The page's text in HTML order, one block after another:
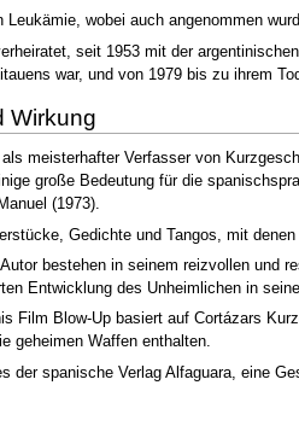
Leukämie, wobei auch angenommen
seit 1953 mit der
war, und von 1979 bis zu ihrem
Wirkung
meisterhafter Verfasser von
große Bedeutung für die
(1973).
Gedichte und Tangos, mit
bestehen in seinem reizvollen und
Entwicklung des Unheimlichen in
Film Blow-Up basiert auf Cortázars
geheimen Waffen enthalten.
der spanische Verlag Alfaguara, eine